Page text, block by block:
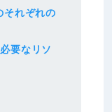
れぞれの
要なリソ